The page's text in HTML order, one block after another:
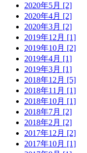
2020年5月 [2]
2020年4月 [2]
2020年3月 [2]
2019年12月 [1]
2019年10月 [2]
2019年4月 [1]
2019年3月 [1]
2018年12月 [5]
2018年11月 [1]
2018年10月 [1]
2018年7月 [2]
2018年2月 [2]
2017年12月 [2]
2017年10月 [1]